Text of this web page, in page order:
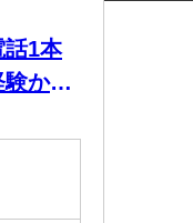
話1本
から